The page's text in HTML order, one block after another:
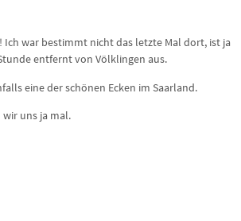
Ich war bestimmt nicht das letzte Mal dort, ist ja
entfernt von Völklingen aus.
eine der schönen Ecken im Saarland.
uns ja mal.